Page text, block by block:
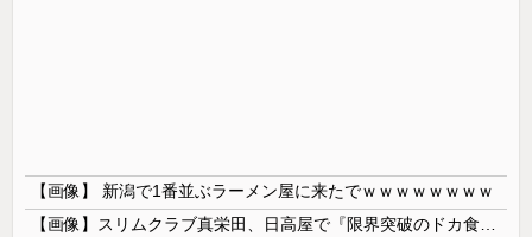
【画像】 新潟で1番並ぶラーメン屋に来たでｗｗｗｗｗｗｗｗ